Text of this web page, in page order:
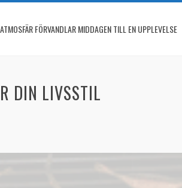
FÖRVANDLAR MIDDAGEN TILL EN UPPLEVELSE
DIN LIVSSTIL